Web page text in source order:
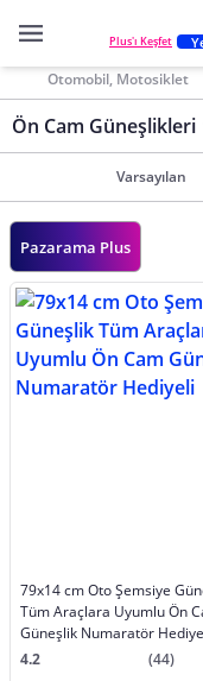
Plus'ı Keşfet
Otomobil, Motosiklet
Ön Cam Güneşlikleri
Varsayılan
Pazarama Plus
79x14 cm Oto Şemsiye
Tüm Araçlara Uyumlu Ön
Güneşlik Numaratör
4.2
(44)